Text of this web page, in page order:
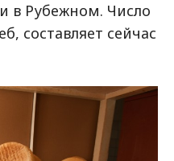
в Рубежном. Число
составляет сейчас